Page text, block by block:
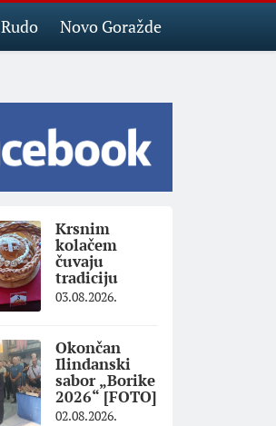
Rudo Novo Goražde
Krsnim
kolačem
čuvaju
tradiciju
03.08.2026.
Okončan
Ilindanski
sabor „Borike
2026“ [FOTO]
02.08.2026.